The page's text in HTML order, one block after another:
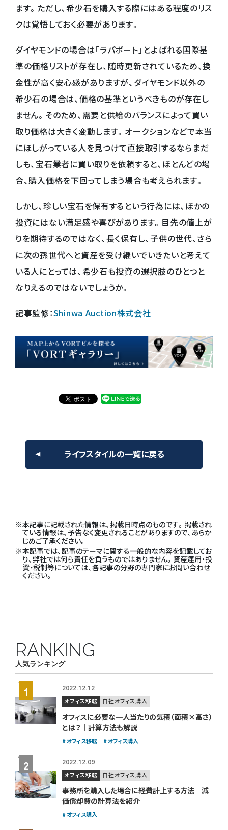
ます。ただし、希少石を購入する際にはある程度のリス
クは覚悟しておく必要があります。
ダイヤモンドの場合は「ラパポート」とよばれる国際基
準の価格リストが存在し、随時更新されているため、換
金性が高く安心感がありますが、ダイヤモンド以外の
希少石の場合は、価格の基準というべきものが存在し
ません。そのため、需要と供給のバランスによって買い
取り価格は大きく変動します。オークションなどで本当
にほしがっている人を見つけて直接取引するならまだ
しも、宝石業者に買い取りを依頼すると、ほとんどの場
合、購入価格を下回ってしまう場合も考えられます。
しかし、珍しい宝石を保有するという行為には、ほかの
投資にはない満足感や喜びがあります。目先の値上が
りを期待するのではなく、長く保有し、子供の世代、さら
に次の孫世代へと資産を受け継いでいきたいと考えて
いる人にとっては、希少石も投資の選択肢のひとつと
なりえるのではないでしょうか。
記事監修：Shinwa Auction株式会社
ライフスタイルの一覧に戻る
本記事に記載された情報は、掲載日時点のものです。掲載され
ている情報は、予告なく変更されることがありますので、あらか
じめご了承ください。
本記事では、記事のテーマに関する一般的な内容を記載してお
り、弊社では何ら責任を負うものではありません。資産運用・投
資・税制等については、各記事の分野の専門家にお問い合わせ
ください。
人気ランキング
RANKING
2022.12.12
オフィス移転 自社オフィス購入
オフィスに必要な一人当たりの気積（面積×高さ）
とは？｜計算方法も解説
オフィス移転 オフィス購入
2022.12.09
オフィス移転 自社オフィス購入
事務所を購入した場合に経費計上する方法｜減
価償却費の計算法を紹介
オフィス購入